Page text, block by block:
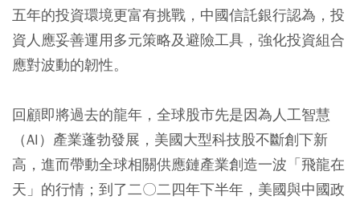
五年的投資環境更富有挑戰，中國信託銀行認為，投
資人應妥善運用多元策略及避險工具，強化投資組合
應對波動的韌性。
回顧即將過去的龍年，全球股市先是因為人工智慧
（AI）產業蓬勃發展，美國大型科技股不斷創下新
高，進而帶動全球相關供應鏈產業創造一波「飛龍在
天」的行情；到了二〇二四年下半年，美國與中國政